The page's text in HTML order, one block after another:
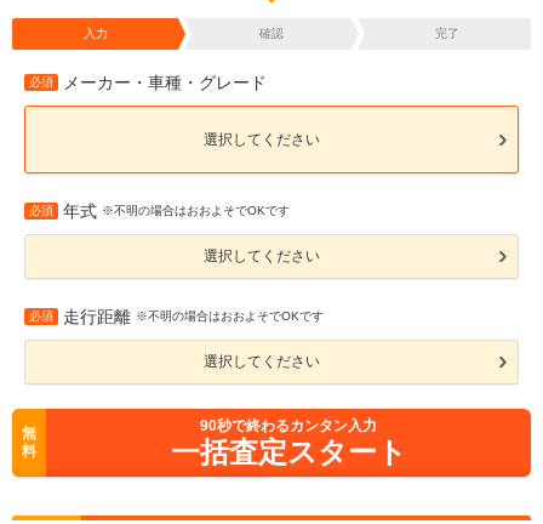
入力 確認 完了
必須 メーカー・車種・グレード
選択してください
必須 年式 ※不明の場合はおおよそでOKです
選択してください
必須 走行距離 ※不明の場合はおおよそでOKです
選択してください
無
料
90秒で終わるカンタン入力
一括査定スタート